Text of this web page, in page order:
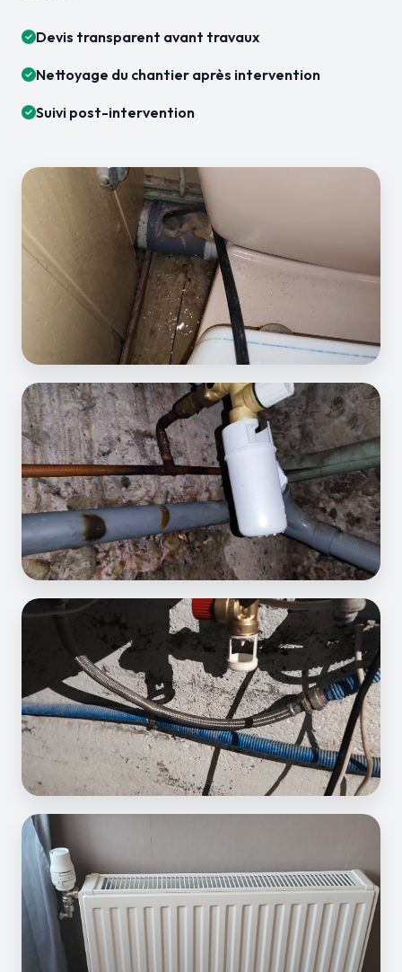
Devis transparent avant travaux
Nettoyage du chantier après intervention
Suivi post-intervention